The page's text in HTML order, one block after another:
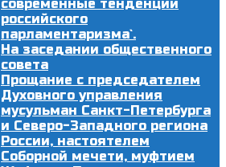
современные тенденции
российского
парламентаризма`.
На заседании общественного
совета
Прощание с председателем
Духовного управления
мусульман Санкт-Петербурга
и Северо-Западного региона
России, настоятелем
Соборной мечети, муфтием